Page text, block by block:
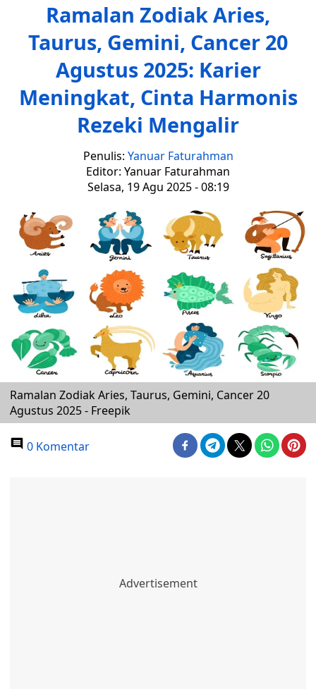
Ramalan Zodiak Aries,
Taurus, Gemini, Cancer 20
Agustus 2025: Karier
Meningkat, Cinta Harmonis
Rezeki Mengalir
Penulis: Yanuar Faturahman
Editor: Yanuar Faturahman
Selasa, 19 Agu 2025 - 08:19
Ramalan Zodiak Aries, Taurus, Gemini, Cancer 20
Agustus 2025 - Freepik
0 Komentar